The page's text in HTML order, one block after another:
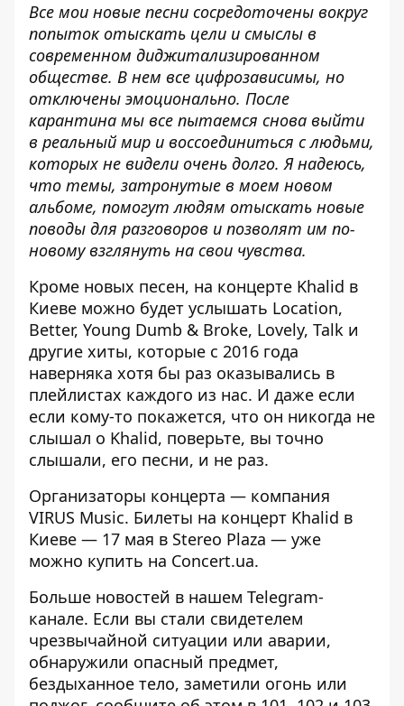
Все мои новые песни сосредоточены вокруг
попыток отыскать цели и смыслы в
современном диджитализированном
обществе. В нем все цифрозависимы, но
отключены эмоционально. После
карантина мы все пытаемся снова выйти
в реальный мир и воссоединиться с людьми,
которых не видели очень долго. Я надеюсь,
что темы, затронутые в моем новом
альбоме, помогут людям отыскать новые
поводы для разговоров и позволят им по-
новому взглянуть на свои чувства.
Кроме новых песен, на концерте Khalid в
Киеве можно будет услышать Location,
Better, Young Dumb & Broke, Lovely, Talk и
другие хиты, которые с 2016 года
наверняка хотя бы раз оказывались в
плейлистах каждого из нас. И даже если
если кому-то покажется, что он никогда не
слышал о Khalid, поверьте, вы точно
слышали, его песни, и не раз.
Организаторы концерта — компания
VIRUS Music. Билеты на концерт Khalid в
Киеве — 17 мая в Stereo Plaza — уже
можно купить на Сoncert.ua.
Больше новостей в нашем Telegram-
канале. Если вы стали свидетелем
чрезвычайной ситуации или аварии,
обнаружили опасный предмет,
бездыханное тело, заметили огонь или